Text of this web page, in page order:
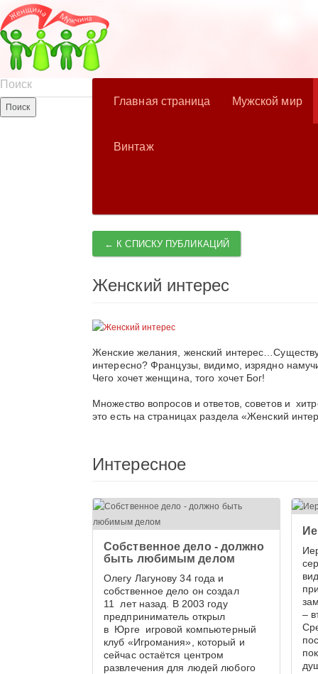
Главная страница Мужской мир
Винтаж
← К СПИСКУ ПУБЛИКАЦИЙ
Женский интерес
Женские желания, женский
интересно? Французы, видимо, изрядно
Чего хочет женщина, того хочет Бог!
Множество вопросов и ответов, советов и
это есть на страницах раздела «Женский
Интересное
Собственное дело - должно
быть любимым делом
Олегу Лагунову 34 года и
собственное дело он создал
11 лет назад. В 2003 году
предприниматель открыл
в Юрге игровой компьютерный
клуб «Игромания», который и
сейчас остаётся центром
развлечения для людей любого
–